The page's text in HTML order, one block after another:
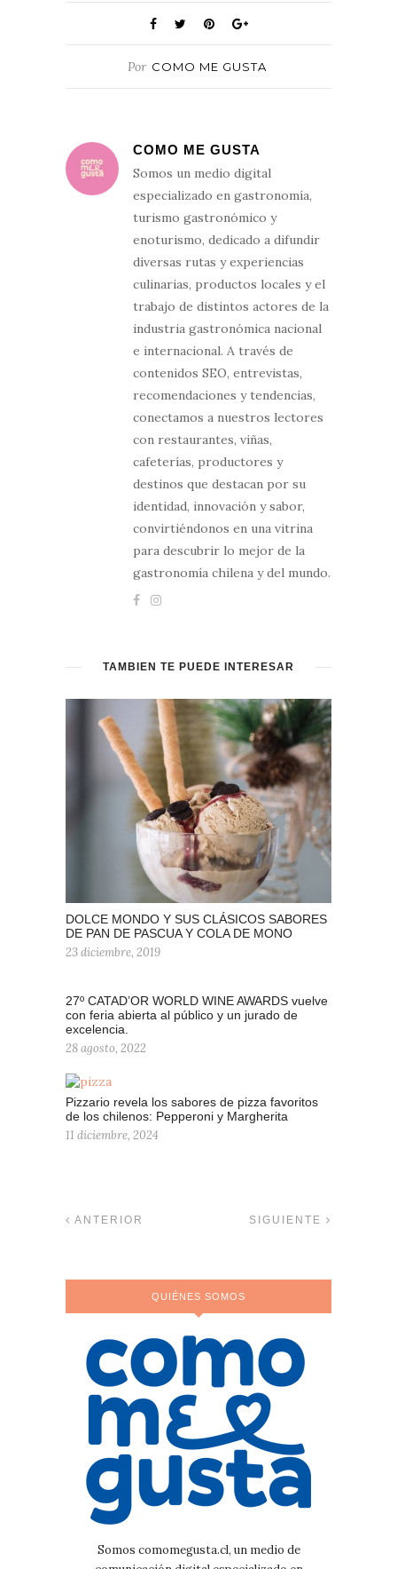
Por COMO ME GUSTA
COMO ME GUSTA
Somos un medio digital
especializado en gastronomía,
turismo gastronómico y
enoturismo, dedicado a difundir
diversas rutas y experiencias
culinarias, productos locales y el
trabajo de distintos actores de la
industria gastronómica nacional
e internacional. A través de
contenidos SEO, entrevistas,
recomendaciones y tendencias,
conectamos a nuestros lectores
con restaurantes, viñas,
cafeterías, productores y
destinos que destacan por su
identidad, innovación y sabor,
convirtiéndonos en una vitrina
para descubrir lo mejor de la
gastronomía chilena y del mundo.
TAMBIÉN TE PUEDE INTERESAR
DOLCE MONDO Y SUS CLÁSICOS SABORES
DE PAN DE PASCUA Y COLA DE MONO
23 diciembre, 2019
27º CATAD’OR WORLD WINE AWARDS vuelve
con feria abierta al público y un jurado de
excelencia.
28 agosto, 2022
Pizzario revela los sabores de pizza favoritos
de los chilenos: Pepperoni y Margherita
11 diciembre, 2024
ANTERIOR SIGUIENTE
QUIÉNES SOMOS
Somos comomegusta.cl, un medio de